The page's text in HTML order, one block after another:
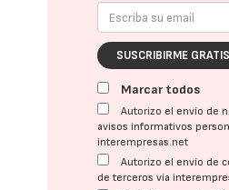
SUSCRIBIRME GRATIS
Marcar todos
Autorizo el envío de
avisos informativos
interempresas.net
Autorizo el envío de
de terceros vía